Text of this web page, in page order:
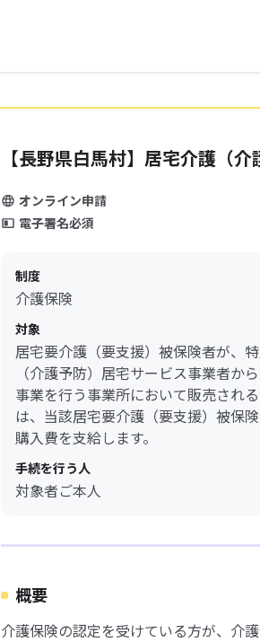
【長野県白馬村】居宅介護（
オンライン申請
電子署名必須
制度
介護保険
対象
居宅要介護（要支援）被保険者が、
（介護予防）居宅サービス事業者か
事業を行う事業所において販売され
は、当該居宅要介護（要支援）被保
購入費を支給します。
手続を行う人
対象者ご本人
概要
介護保険の認定を受けている方が、介